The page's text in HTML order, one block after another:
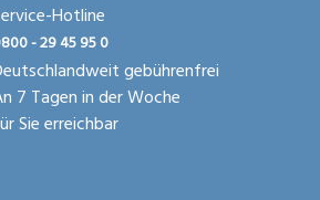
Hotline
- 29 45 95 0
gebührenfrei
7 Tagen in der Woche
Sie erreichbar